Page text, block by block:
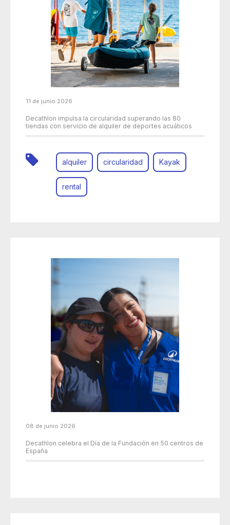
11 de junio 2026
Decathlon impulsa la circularidad superando las 80
tiendas con servicio de alquiler de deportes acuáticos
alquiler circularidad Kayak
rental
08 de junio 2026
Decathlon celebra el Día de la Fundación en 50 centros de
España